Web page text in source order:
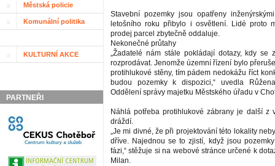
Městská policie
Komunální politika
KULTURNÍ AKCE
PARTNEŘI
Stavební pozemky jsou opatřeny
letošního roku přibylo i osvětlení. Lidé proto
prodej parcel zbytečně oddaluje.
Nekonečné průtahy
„Žadatelé nám stále pokládají dotazy, kdy se
rozprodávat. Jenomže územní řízení bylo
protihlukové stěny, tím pádem nedokážu říct
budou pozemky k dispozici,“ uvedla
Oddělení správy majetku Městského úřadu v
Náhlá potřeba protihlukové zábrany je další z
dráždí.
„Je mi divné, že při projektování této lokality
dříve. Najednou se to zjistí, když jsou
fázi,“ stěžuje si na webové stránce určené k
Milan.